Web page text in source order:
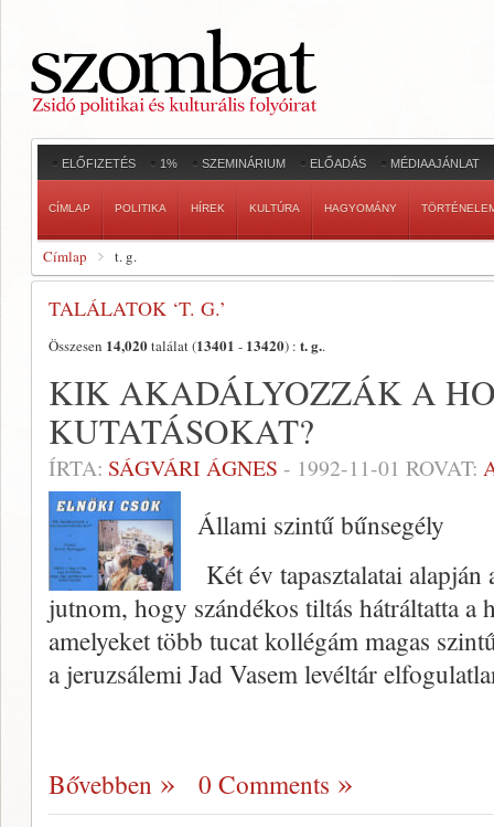
ELŐFIZETÉS 1% SZEMINÁRIUM ELŐADÁS MÉDIAAJÁNLAT
CÍMLAP POLITIKA HÍREK KULTÚRA HAGYOMÁNY
Címlap t. g.
TALÁLATOK ‘T. G.’
Összesen 14,020találat (13401 - 13420) : t. g..
KIK AKADÁLYOZZÁK A
KUTATÁSOKAT?
ÍRTA: SÁGVÁRI ÁGNES - 1992-11-01 ROVAT:
Állami szintű bűnsegély
Két év tapasztalatai
jutnom, hogy szándékos tiltás hátráltatta a
amelyeket több tucat kollégám magas
a jeruzsálemi Jad Vasem levéltár
Bővebben 0 Comments